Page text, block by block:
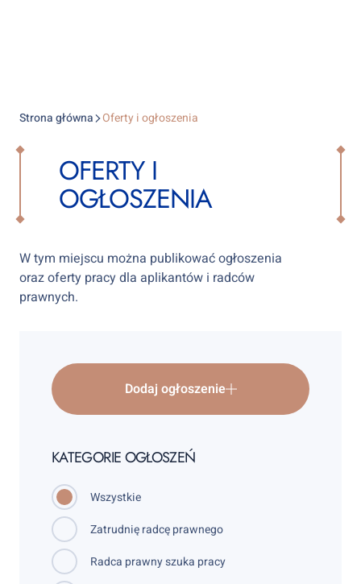
Strona główna Oferty i ogłoszenia
OFERTY I
OGŁOSZENIA
W tym miejscu można publikować ogłoszenia
oraz oferty pracy dla aplikantów i radców
prawnych.
Dodaj ogłoszenie
KATEGORIE OGŁOSZEŃ
Wszystkie
Zatrudnię radcę prawnego
Radca prawny szuka pracy